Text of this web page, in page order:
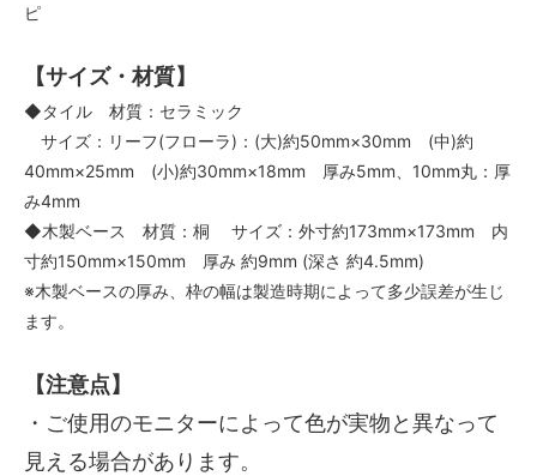
ピ
【サイズ・材質】
◆タイル 材質：セラミック
サイズ：リーフ(フローラ)：(大)約50mm×30mm (中)約
40mm×25mm (小)約30mm×18mm 厚み5mm、10mm丸：厚
み4mm
◆木製ベース 材質：桐 サイズ：外寸約173mm×173mm 内
寸約150mm×150mm 厚み 約9mm (深さ 約4.5mm)
※木製ベースの厚み、枠の幅は製造時期によって多少誤差が生じ
ます。
【注意点】
・ご使用のモニターによって色が実物と異なって
見える場合があります。